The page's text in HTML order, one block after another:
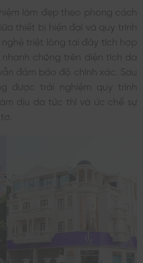
làm đẹp theo phong cách
thiết bị hiện đại và quy trình
triệt lông tại đây tích hợp
nhanh chóng trên diện tích da
đảm bảo độ chính xác. Sau
được trải nghiệm quy trình
dịu da tức thì và ức chế sự